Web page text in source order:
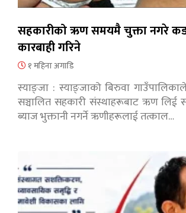
सहकारीको ऋण समयमै चुक्ता नगरे
कारबाही गरिने
१ महिना अगाडि
स्याङ्जा : स्याङ्जाको बिरुवा गाउँपालिकाले
सञ्चालित सहकारी संस्थाहरूबाट ऋण लिई
ब्याज भुक्तानी नगर्ने ऋणीहरूलाई तत्काल…